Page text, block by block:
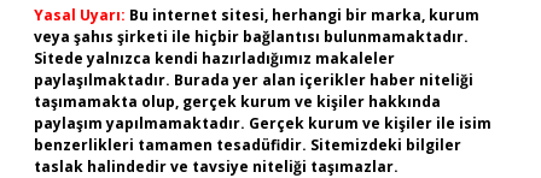
Yasal Uyarı: Bu internet sitesi, herhangi bir marka, kurum
veya şahıs şirketi ile hiçbir bağlantısı bulunmamaktadır.
Sitede yalnızca kendi hazırladığımız makaleler
paylaşılmaktadır. Burada yer alan içerikler haber niteliği
taşımamakta olup, gerçek kurum ve kişiler hakkında
paylaşım yapılmamaktadır. Gerçek kurum ve kişiler ile isim
benzerlikleri tamamen tesadüfidir. Sitemizdeki bilgiler
taslak halindedir ve tavsiye niteliği taşımazlar.